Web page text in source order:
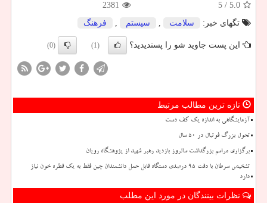
5.0
/ 5
2381
تگهای خبر:
سلامت , سیستم , فرهنگ
این پست جاوید شو را پسندیدید؟ (1)
(0)
تازه ترین مطالب مرتبط
آزمایشگاهی به اندازه یک کف دست
تحول بزرگ فوتبال در ۵۰ سال
برگزاری مراسم بزرگداشت سالروز بازدید رهبر شهید از پژوهشگاه رویان
تشخیص سرطان با دقت ۹۵ درصدی دستگاه قابل حمل دانشمندان چین فقط به یک قطره خون نیاز
دارد
نظرات بینندگان در مورد این مطلب